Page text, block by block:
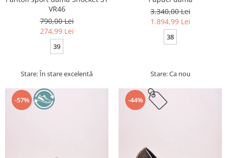
VR46
790,00 Lei
274,99 Lei
39
Stare: În stare excelentă
3.340,00 Lei
1.894,99 Lei
38
Stare: Ca nou
-57% -44%